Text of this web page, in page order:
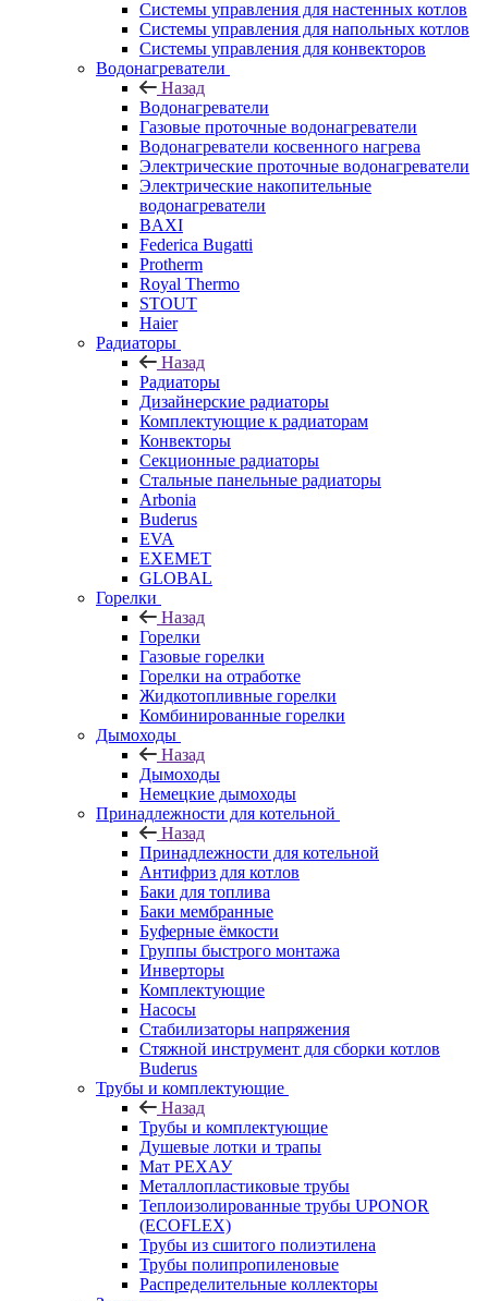
Системы управления для настенных котлов
Системы управления для напольных котлов
Системы управления для конвекторов
Водонагреватели
Назад
Водонагреватели
Газовые проточные водонагреватели
Водонагреватели косвенного нагрева
Электрические проточные водонагреватели
Электрические накопительные
водонагреватели
BAXI
Federica Bugatti
Protherm
Royal Thermo
STOUT
Haier
Радиаторы
Назад
Радиаторы
Дизайнерские радиаторы
Комплектующие к радиаторам
Конвекторы
Секционные радиаторы
Стальные панельные радиаторы
Arbonia
Buderus
EVA
EXEMET
GLOBAL
Горелки
Назад
Горелки
Газовые горелки
Горелки на отработке
Жидкотопливные горелки
Комбинированные горелки
Дымоходы
Назад
Дымоходы
Немецкие дымоходы
Принадлежности для котельной
Назад
Принадлежности для котельной
Антифриз для котлов
Баки для топлива
Баки мембранные
Буферные ёмкости
Группы быстрого монтажа
Инверторы
Комплектующие
Насосы
Стабилизаторы напряжения
Стяжной инструмент для сборки котлов
Buderus
Трубы и комплектующие
Назад
Трубы и комплектующие
Душевые лотки и трапы
Мат РЕХАУ
Металлопластиковые трубы
Теплоизолированные трубы UPONOR
(ECOFLEX)
Трубы из сшитого полиэтилена
Трубы полипропиленовые
Распределительные коллекторы